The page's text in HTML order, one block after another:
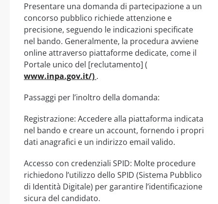
Presentare una domanda di partecipazione a un
concorso pubblico richiede attenzione e
precisione, seguendo le indicazioni specificate
nel bando. Generalmente, la procedura avviene
online attraverso piattaforme dedicate, come il
Portale unico del [reclutamento] (
www.inpa.gov.it/) .
Passaggi per l’inoltro della domanda:
Registrazione: Accedere alla piattaforma indicata
nel bando e creare un account, fornendo i propri
dati anagrafici e un indirizzo email valido.
Accesso con credenziali SPID: Molte procedure
richiedono l’utilizzo dello SPID (Sistema Pubblico
di Identità Digitale) per garantire l’identificazione
sicura del candidato.